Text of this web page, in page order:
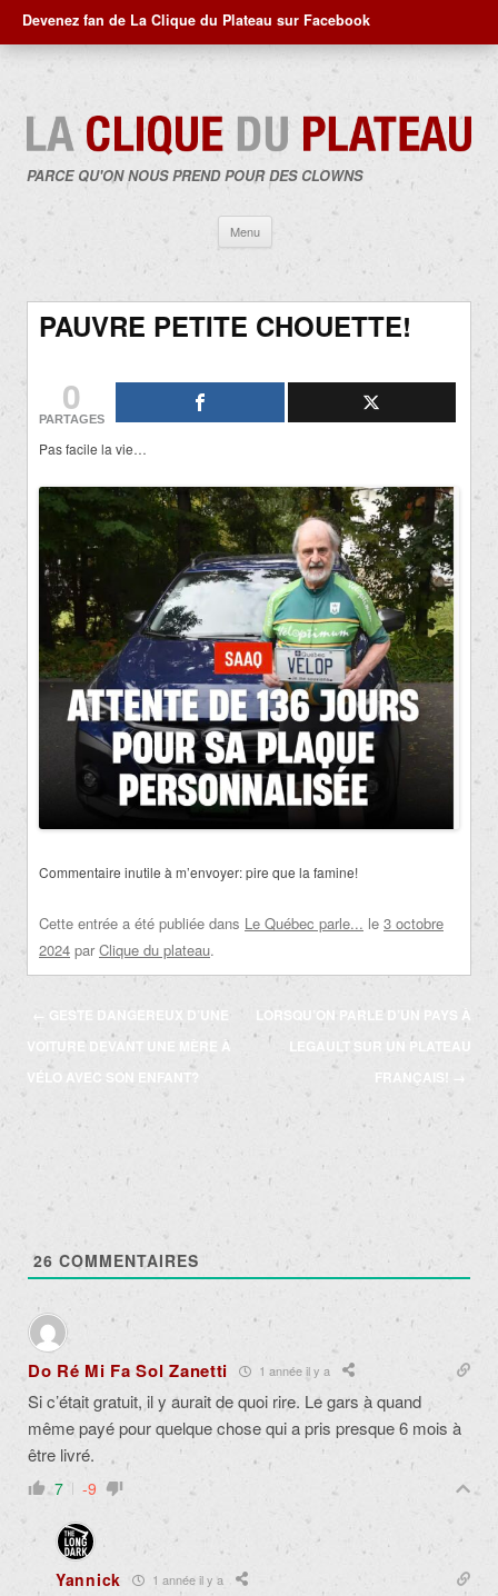
Devenez fan de La Clique du Plateau sur Facebook
PARCE QU'ON NOUS PREND POUR DES CLOWNS
Menu
contenu
PAUVRE PETITE CHOUETTE!
0
PARTAGES
Pas facile la vie…
Commentaire inutile à m’envoyer: pire que la famine!
Cette entrée a été publiée dans Le Québec parle... le 3 octobre
2024 par Clique du plateau.
Navigation
des
articles
← GESTE DANGEREUX D’UNE
VOITURE DEVANT UNE MÈRE À
VÉLO AVEC SON ENFANT?
LORSQU’ON PARLE D’UN PAYS À
LEGAULT SUR UN PLATEAU
FRANÇAIS!
26 COMMENTAIRES
Do Ré Mi Fa Sol Zanetti 1 année il y a
Si c’était gratuit, il y aurait de quoi rire. Le gars à quand
même payé pour quelque chose qui a pris presque 6 mois à
être livré.
7 -9
Yannick 1 année il y a